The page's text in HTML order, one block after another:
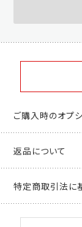
ご購入時のオプ
返品について
特定商取引法に